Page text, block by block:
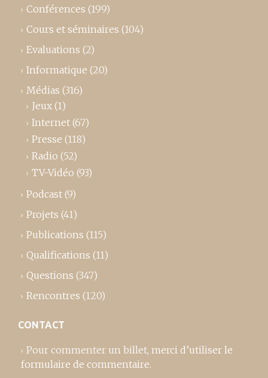
Conférences (199)
Cours et séminaires (104)
Evaluations (2)
Informatique (20)
Médias (316)
Jeux (1)
Internet (67)
Presse (118)
Radio (52)
TV-Vidéo (93)
Podcast (9)
Projets (41)
Publications (115)
Qualifications (11)
Questions (347)
Rencontres (120)
CONTACT
Pour commenter un billet, merci d’utiliser le
formulaire de commentaire.